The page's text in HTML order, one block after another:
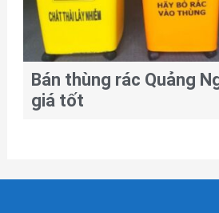
Bán thùng rác Quảng
giá tốt